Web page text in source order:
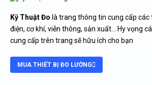
Kỹ Thuật Đo là trang thông tin cung cấp
điện, cơ khí, viễn thông, sản xuất… Hy vọng
cung cấp trên trang sẽ hữu ích cho bạn
MUA THIẾT BỊ ĐO LƯỜNG